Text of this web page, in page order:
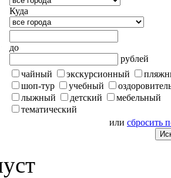
Куда
до
рублей
чайный экскурсионный
шоп-тур
учебный
лыжный
детский
мебельный
тематический
или сбросить